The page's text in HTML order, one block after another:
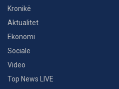
Kronikë
Aktualitet
Ekonomi
Sociale
Video
Top News LIVE